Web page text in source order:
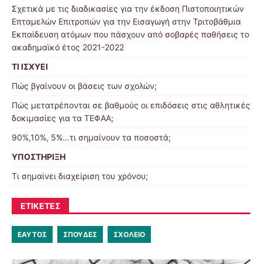
Σχετικά με τις διαδικασίες για την έκδοση Πιστοποιητικών
Επταμελών Επιτροπών για την Εισαγωγή στην Τριτοβάθμια
Εκπαίδευση ατόμων που πάσχουν από σοβαρές παθήσεις το
ακαδημαϊκό έτος 2021-2022
ΤΙ ΙΣΧΥΕΙ
Πώς βγαίνουν οι βάσεις των σχολών;
Πώς μετατρέπονται σε βαθμούς οι επιδόσεις στις αθλητικές
δοκιμασίες για τα ΤΕΦΑΑ;
90%,10%, 5%…τι σημαίνουν τα ποσοστά;
ΥΠΟΣΤΗΡΙΞΗ
Τι σημαίνει διαχείριση του χρόνου;
ΕΤΙΚΈΤΕΣ
ΕΑΥΤΟΣ ΣΠΟΥΔΕΣ ΣΧΟΛΕΙΟ